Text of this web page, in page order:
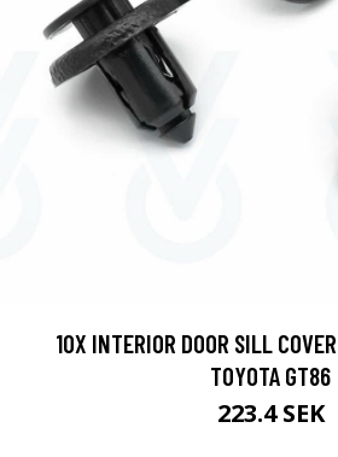
10X INTERIOR DOOR SILL
TOYOTA GT86
223.4 SEK